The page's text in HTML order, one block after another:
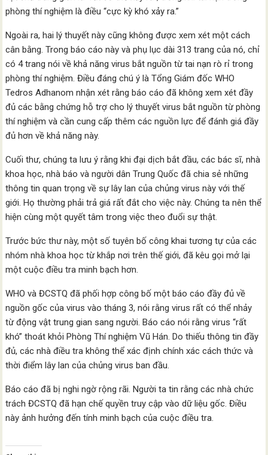
phòng thí nghiệm là điều “cực kỳ khó xảy ra.”
Ngoài ra, hai lý thuyết này cũng không được xem xét một cách
cân bằng. Trong báo cáo này và phụ lục dài 313 trang của nó, chỉ
có 4 trang nói về khả năng virus bắt nguồn từ tai nạn rò rỉ trong
phòng thí nghiệm. Điều đáng chú ý là Tổng Giám đốc WHO
Tedros Adhanom nhận xét rằng báo cáo đã không xem xét đầy
đủ các bằng chứng hỗ trợ cho lý thuyết virus bắt nguồn từ phòng
thí nghiệm và cần cung cấp thêm các nguồn lực để đánh giá đầy
đủ hơn về khả năng này.
Cuối thư, chúng ta lưu ý rằng khi đại dịch bắt đầu, các bác sĩ, nhà
khoa học, nhà báo và người dân Trung Quốc đã chia sẻ những
thông tin quan trọng về sự lây lan của chủng virus này với thế
giới. Họ thường phải trả giá rất đắt cho việc này. Chúng ta nên thể
hiện cùng một quyết tâm trong việc theo đuổi sự thật.
Trước bức thư này, một số tuyên bố công khai tương tự của các
nhóm nhà khoa học từ khắp nơi trên thế giới, đã kêu gọi mở lại
một cuộc điều tra minh bạch hơn.
WHO và ĐCSTQ đã phối hợp công bố một báo cáo đầy đủ về
nguồn gốc của virus vào tháng 3, nói rằng virus rất có thể nhảy
từ động vật trung gian sang người. Báo cáo nói rằng virus “rất
khó” thoát khỏi Phòng Thí nghiệm Vũ Hán. Do thiếu thông tin đầy
đủ, các nhà điều tra không thể xác định chính xác cách thức và
thời điểm lây lan của chủng virus ban đầu.
Báo cáo đã bị nghi ngờ rộng rãi. Người ta tin rằng các nhà chức
trách ĐCSTQ đã hạn chế quyền truy cập vào dữ liệu gốc. Điều
này ảnh hưởng đến tính minh bạch của cuộc điều tra.